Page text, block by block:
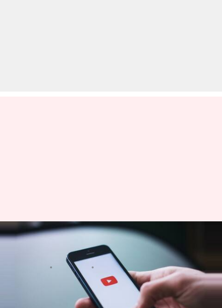
इंजीनियरिंग के छात्र इन यूट्यूब चैनलों
से पढ़ें आर्टिफिशियल इंटेलिजेंस
Jan 16, 2019 10:25 am